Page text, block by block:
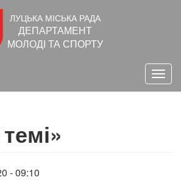
ЛУЦЬКА МІСЬКА РАДА
ДЕПАРТАМЕНТ
МОЛОДІ ТА СПОРТУ
- 09:10